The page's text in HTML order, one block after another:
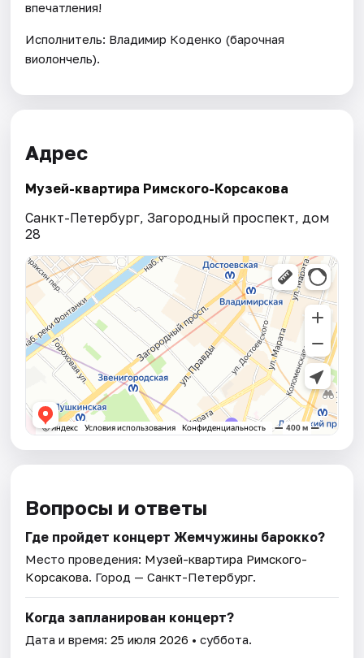
впечатления!
Исполнитель: Владимир Коденко (барочная
виолончель).
Адрес
Музей-квартира Римского-Корсакова
Санкт-Петербург, Загородный проспект, дом
28
Вопросы и ответы
Где пройдет концерт Жемчужины барокко?
Место проведения: Музей-квартира Римского-
Корсакова. Город — Санкт-Петербург.
Когда запланирован концерт?
Дата и время:25 июля 2026 • суббота.